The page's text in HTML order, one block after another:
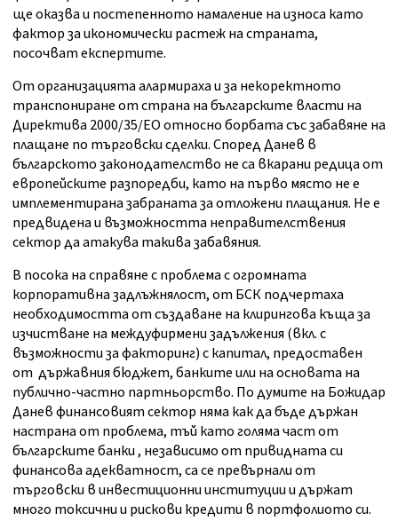
ще оказва и постепенното намаление на износа като
фактор за икономически растеж на страната,
посочват експертите.
От организацията алармираха и за некоректното
транспониране от страна на българските власти на
Директива 2000/35/ЕО относно борбата със забавяне на
плащане по търговски сделки. Според Данев в
българското законодателство не са вкарани редица от
европейските разпоредби, като на първо място не е
имплементирана забраната за отложени плащания. Не е
предвидена и възможността неправителствения
сектор да атакува такива забавяния.
В посока на справяне с проблема с огромната
корпоративна задлъжнялост, от БСК подчертаха
необходимостта от създаване на клирингова къща за
изчистване на междуфирмени задължения (вкл. с
възможности за факторинг) с капитал, предоставен
от държавния бюджет, банките или на основата на
публично-частно партньорство. По думите на Божидар
Данев финансовият сектор няма как да бъде държан
настрана от проблема, тъй като голяма част от
българските банки , независимо от привидната си
финансова адекватност, са се превърнали от
търговски в инвестиционни институции и държат
много токсични и рискови кредити в портфолиото си.